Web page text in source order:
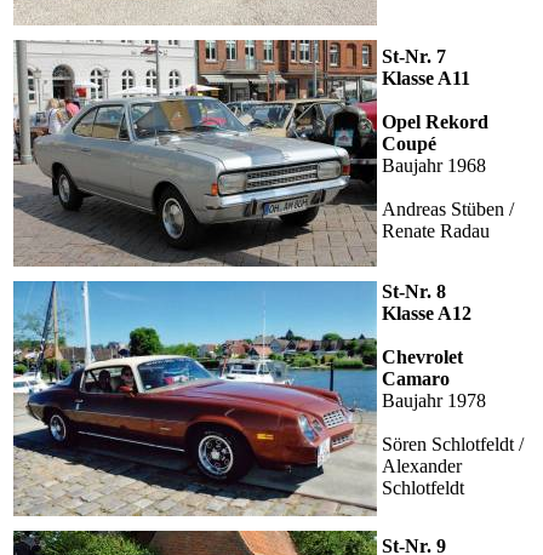
St-Nr. 7
Klasse A11
Opel Rekord
Coupé
Baujahr 1968
Andreas Stüben /
Renate Radau
St-Nr. 8
Klasse A12
Chevrolet
Camaro
Baujahr 1978
Sören Schlotfeldt /
Alexander
Schlotfeldt
St-Nr. 9